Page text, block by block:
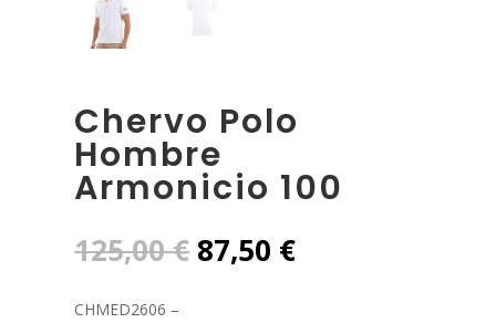
Chervo Polo
Hombre
Armonicio 100
125,00€ El
precio
87,50 €El
CHMED2606 –